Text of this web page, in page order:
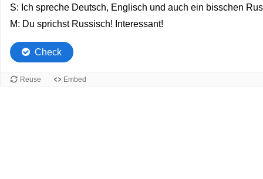
S: Ich spreche Deutsch, Englisch und auch ein bisschen
M: Du sprichst Russisch! Interessant!
Check
Reuse Embed